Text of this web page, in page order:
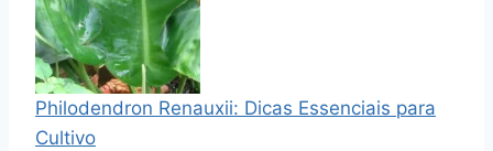
Philodendron Renauxii: Dicas Essenciais para
Cultivo